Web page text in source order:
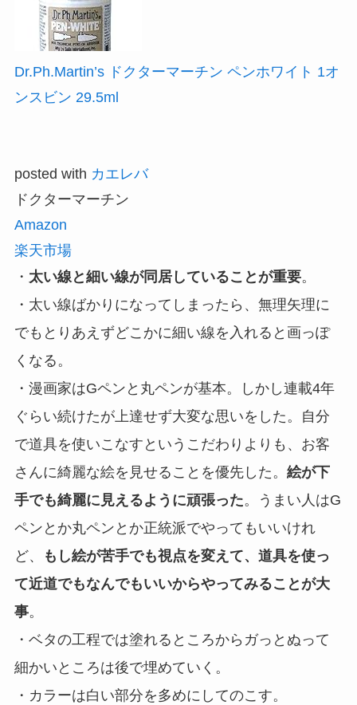
Dr.Ph.Martin’s ドクターマーチン ペンホワイト 1オ
ンスビン 29.5ml
posted with カエレバ
ドクターマーチン
Amazon
楽天市場
・ 太い線と細い線が同居していることが重要。
・太い線ばかりになってしまったら、無理矢理に
でもとりあえずどこかに細い線を入れると画っぽ
くなる。
・漫画家はGペンと丸ペンが基本。しかし連載4年
ぐらい続けたが上達せず大変な思いをした。自分
で道具を使いこなすというこだわりよりも、お客
さんに綺麗な絵を見せることを優先した。 絵が下
手でも綺麗に見えるように頑張った。うまい人はG
ペンとか丸ペンとか正統派でやってもいいけれ
ど、
もし絵が苦手でも視点を変えて、道具を使っ
て近道でもなんでもいいからやってみることが大
事。
・ベタの工程では塗れるところからガっとぬって
細かいところは後で埋めていく。
・カラーは白い部分を多めにしてのこす。